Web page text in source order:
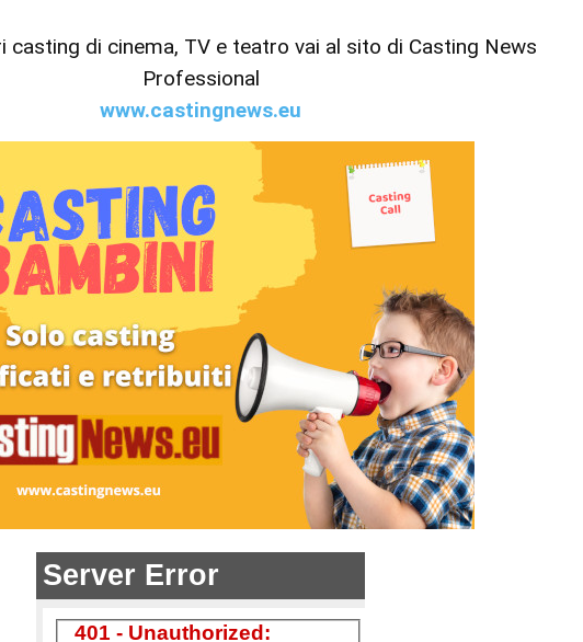
casting di cinema, TV e teatro vai al sito di Casting News
Professional
www.castingnews.eu